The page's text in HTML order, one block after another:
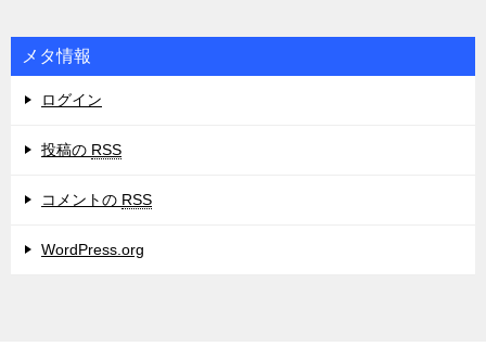
メタ情報
ログイン
投稿の RSS
コメントの RSS
WordPress.org